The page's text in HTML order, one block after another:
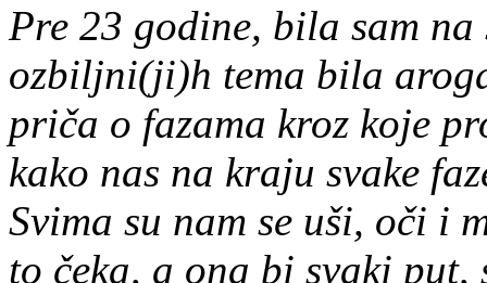
Pre 23 godine, bila sam
ozbiljni(ji)h tema bila
priča o fazama kroz koje
kako nas na kraju svake
Svima su nam se uši, oči i
to čeka, a ona bi svaki put,